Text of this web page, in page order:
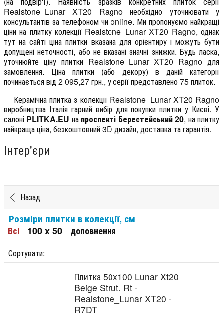
Realstone_Lunar XT20 Ragno необхідно уточнювати у
консультантів за телефоном чи online. Ми пропонуємо найкращі
ціни на плитку колекції Realstone_Lunar XT20 Ragno, однак
тут на сайті ціна плитки вказана для орієнтиру і можуть бути
допущені неточності, або не вказані значні знижки. Будь ласка,
уточнюйте ціну плитки Realstone_Lunar XT20 Ragno для
замовлення. Ціна плитки (або декору) в даній категорії
починається від 2 095,27 грн., у серії представлено 75 плиток.
Керамічна плитка з колекції Realstone_Lunar XT20 Ragno
виробництва Італія гарний вибір для покупки плитки у Києві. У
салоні PLITKA.EU на проспекті Берестейський 20, на плитку
найкраща ціна, безкоштовний 3D дизайн, доставка та гарантія.
Інтер'єри
Назад
Розміри плитки в колекції, см
Всі 100 x 50 доповнення
Сортувати:
Плитка 50x100 Lunar Xt20
Beige Strut. Rt -
Realstone_Lunar XT20 -
R7DT